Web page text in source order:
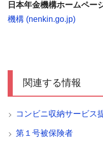
日本年金機構ホームペー
機構 (nenkin.go.jp)
関連する情報
コンビニ収納サービス
第１号被保険者